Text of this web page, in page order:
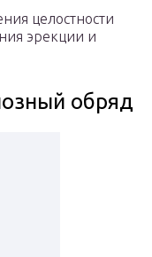
целостности
эрекции и
обряд